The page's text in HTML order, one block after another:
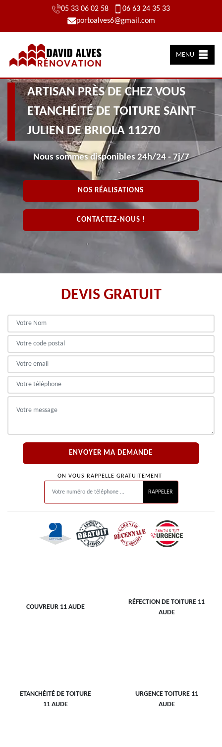
05 33 06 02 58
06 63 24 35 33
portoalves6@gmail.com
MENU
ARTISAN PRÈS DE CHEZ VOUS
ETANCHÉITÉ DE TOITURE SAINT
JULIEN DE BRIOLA 11270
Nous sommes disponibles 24h/24 - 7j/7
NOS RÉALISATIONS
CONTACTEZ-NOUS !
DEVIS GRATUIT
ON VOUS RAPPELLE GRATUITEMENT
COUVREUR 11 AUDE
RÉFECTION DE TOITURE 11
AUDE
ETANCHÉITÉ DE TOITURE
11 AUDE
URGENCE TOITURE 11
AUDE